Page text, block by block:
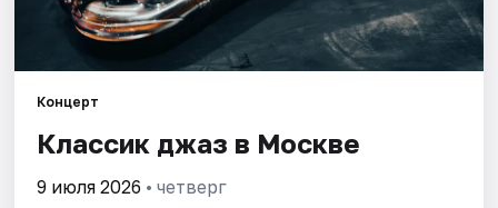
События
Площадки
Артисты
Концерт
Классик джаз в Москве
9 июля 2026 • четверг